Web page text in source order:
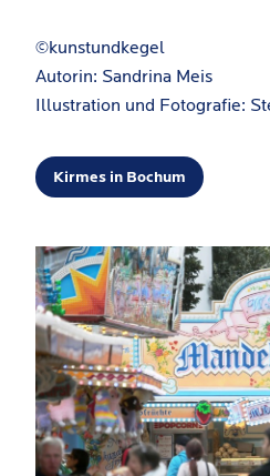
©kunstundkegel
Autorin: Sandrina Meis
Illustration und Fotografie:
Kirmes in Bochum